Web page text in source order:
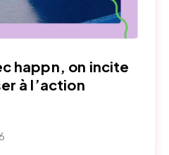
happn, on incite
à l’action